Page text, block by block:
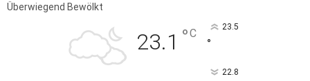
Überwiegend Bewölkt
23.1 °C 23.5
°
22.8